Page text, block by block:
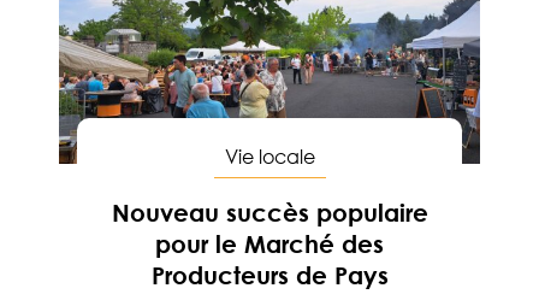
Vie locale
Nouveau succès populaire
pour le Marché des
Producteurs de Pays